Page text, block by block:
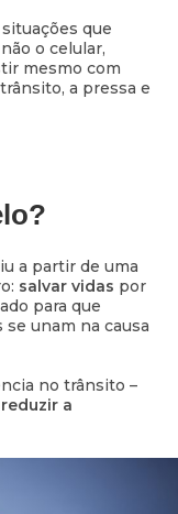
que
o celular,
mesmo com
a pressa e
a partir de uma
salvar vidas por
para que
unam na causa
no trânsito –
reduzir a